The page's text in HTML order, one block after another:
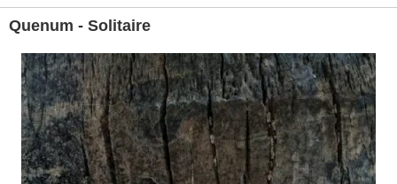
Quenum - Solitaire